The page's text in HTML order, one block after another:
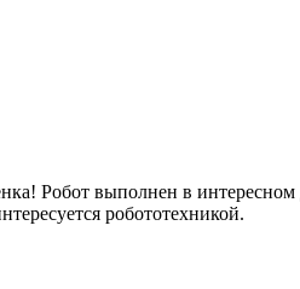
Робот выполнен в
робототехникой.